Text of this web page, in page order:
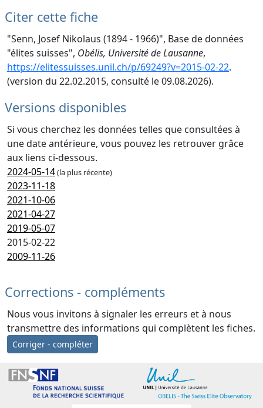
Citer cette fiche
"Senn, Josef Nikolaus (1894 - 1966)", Base de données
"élites suisses", Obélis, Université de Lausanne,
https://elitessuisses.unil.ch/p/69249?v=2015-02-22.
(version du 22.02.2015, consulté le 09.08.2026).
Versions disponibles
Si vous cherchez les données telles que consultées à
une date antérieure, vous pouvez les retrouver grâce
aux liens ci-dessous.
2024-05-14(la plus récente)
2023-11-18
2021-10-06
2021-04-27
2019-05-07
2015-02-22
2009-11-26
Corrections - compléments
Nous vous invitons à signaler les erreurs et à nous
transmettre des informations qui complètent les fiches.
Corriger - compléter